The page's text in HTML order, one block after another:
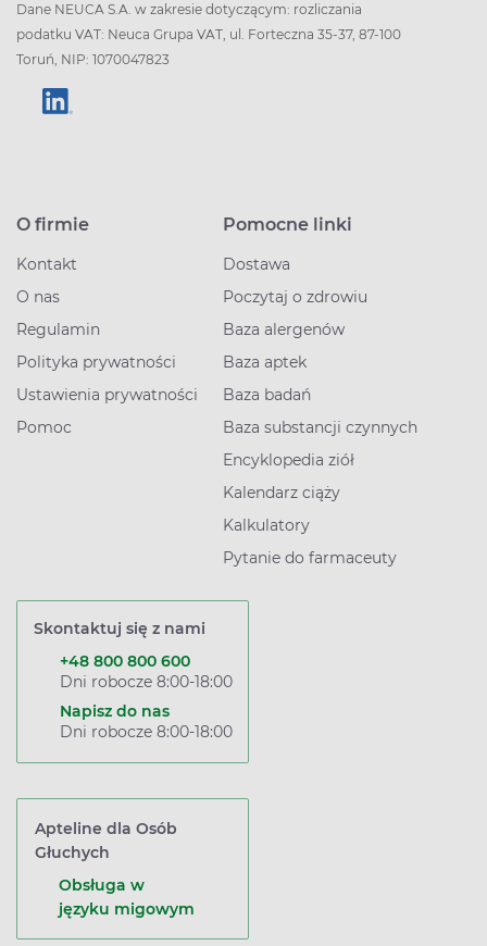
Dane NEUCA S.A. w zakresie dotyczącym: rozliczania
podatku VAT: Neuca Grupa VAT, ul. Forteczna 35-37, 87-100
Toruń, NIP: 1070047823
O firmie
Kontakt
O nas
Regulamin
Polityka prywatności
Ustawienia prywatności
Pomoc
Pomocne linki
Dostawa
Poczytaj o zdrowiu
Baza alergenów
Baza aptek
Baza badań
Baza substancji czynnych
Encyklopedia ziół
Kalendarz ciąży
Kalkulatory
Pytanie do farmaceuty
Skontaktuj się z nami
+48 800 800 600
Dni robocze 8:00-18:00
Napisz do nas
Dni robocze 8:00-18:00
Apteline dla Osób
Głuchych
Obsługa w
języku migowym